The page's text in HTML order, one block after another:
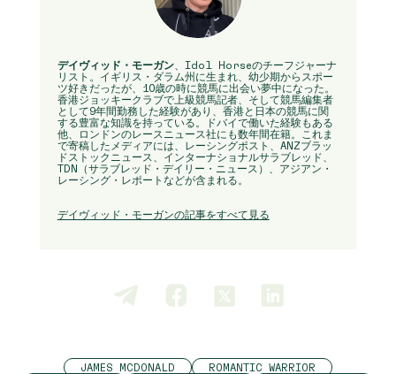
デイヴィッド・モーガン、Idol Horseのチーフジャーナ
リスト。イギリス・ダラム州に生まれ、幼少期からスポー
ツ好きだったが、10歳の時に競馬に出会い夢中になった。
香港ジョッキークラブで上級競馬記者、そして競馬編集者
として9年間勤務した経験があり、香港と日本の競馬に関
する豊富な知識を持っている。ドバイで働いた経験もある
他、ロンドンのレースニュース社にも数年間在籍。これま
で寄稿したメディアには、レーシングポスト、ANZブラッ
ドストックニュース、インターナショナルサラブレッド、
TDN（サラブレッド・デイリー・ニュース）、アジアン・
レーシング・レポートなどが含まれる。
デイヴィッド・モーガンの記事をすべて見る
JAMES MCDONALD
ROMANTIC WARRIOR